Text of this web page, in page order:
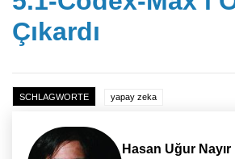
Çıkardı
SCHLAGWORTE yapay zeka
Hasan Uğur Nayır